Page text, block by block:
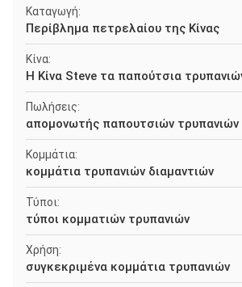
Καταγωγή:
Περίβλημα πετρελαίου της Κίνας
Κίνα:
Η Κίνα Steve τα παπούτσια
Πωλήσεις:
απομονωτής παπουτσιών
Κομμάτια:
κομμάτια τρυπανιών διαμαντιών
Τύποι:
τύποι κομματιών τρυπανιών
Χρήση:
συγκεκριμένα κομμάτια τρυπανιών